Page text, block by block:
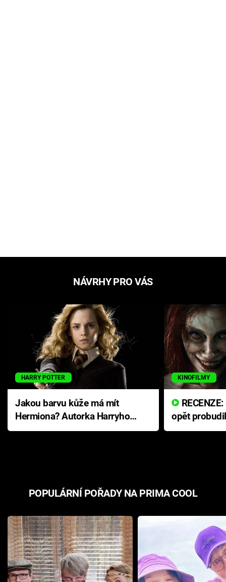
NÁVRHY PRO VÁS
HARRY POTTER
Jakou barvu kůže má mít
Hermiona? Autorka Harryho
Pottera přišla s ráznou
KINOFILMY
opět
přichází s
POPULÁRNÍ POŘADY NA PRIMA COOL